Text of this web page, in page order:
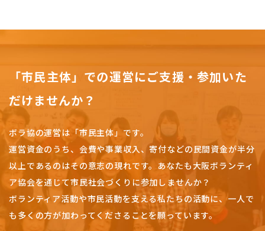
「市民主体」での運営にご支援・参加いた
だけませんか？
ボラ協の運営は「市民主体」です。
運営資金のうち、会費や事業収入、寄付などの民間資金が半分
以上であるのはその意志の現れです。 あなたも大阪ボランティ
ア協会を通じて市民社会づくりに参加しませんか？
ボランティア活動や市民活動を支える私たちの活動に、一人で
も多くの方が加わってくださることを願っています。